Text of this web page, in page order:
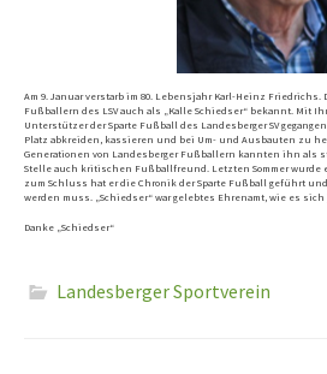
Am 9. Januar verstarb im 80. Lebensjahr Karl-Heinz
Fußballern des LSV auch als „Kalle Schiedser“ bekannt. Mit
Unterstützer der Sparte Fußball des Landesberger SV
Platz abkreiden, kassieren und bei Um- und Ausbauten zu
Generationen von Landesberger Fußballern kannten ihn als
Stelle auch kritischen Fußballfreund. Letzten Sommer wurde
zum Schluss hat er die Chronik der Sparte Fußball geführt
werden muss. „Schiedser“ war gelebtes Ehrenamt, wie es
Danke „Schiedser“
Landesberger Sportverein